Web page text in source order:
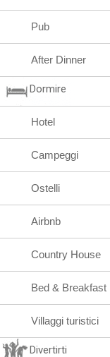
Pub
After Dinner
Dormire
Hotel
Campeggi
Ostelli
Airbnb
Country House
Bed & Breakfast
Villaggi turistici
Divertirti